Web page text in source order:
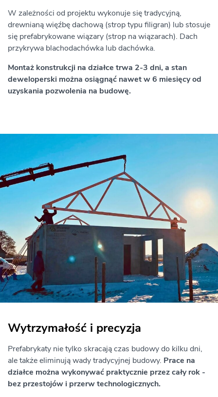
W zależności od projektu wykonuje się tradycyjną,
drewnianą więźbę dachową (strop typu filigran) lub stosuje
się prefabrykowane wiązary (strop na wiązarach). Dach
przykrywa blachodachówka lub dachówka.
Montaż konstrukcji na działce trwa 2-3 dni, a stan
deweloperski można osiągnąć nawet w 6 miesięcy od
uzyskania pozwolenia na budowę.
Wytrzymałość i precyzja
Prefabrykaty nie tylko skracają czas budowy do kilku dni,
ale także eliminują wady tradycyjnej budowy. Prace na
działce można wykonywać praktycznie przez cały rok -
bez przestojów i przerw technologicznych.